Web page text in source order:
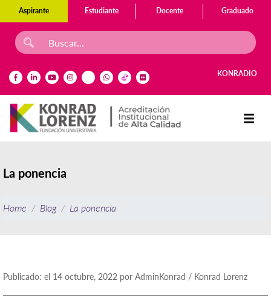
Aspirante Estudiante Docente Graduado
KONRADIO
La ponencia
Home Blog La ponencia
Publicado: el 14 octubre, 2022 por AdminKonrad / Konrad Lorenz